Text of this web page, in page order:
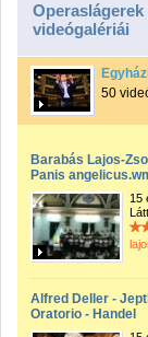
videógalériái
50
Barabás Lajos-
Panis
15
Alfred Deller -
Oratorio - Handel